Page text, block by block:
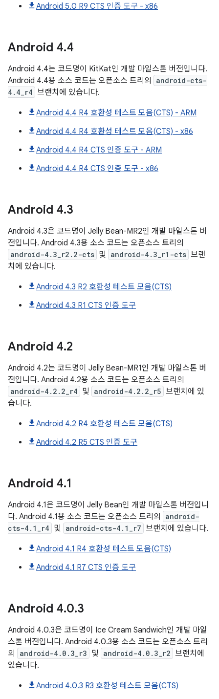
Android 5.0 R9 CTS 인증 도구 - x86
Android 4.4
Android 4.4는 코드명이 KitKat인 개발 마일스톤 버전입니다.
Android 4.4용 소스 코드는 오픈소스 트리의
android-cts-
4.4_r4 브랜치에 있습니다.
Android 4.4 R4 호환성 테스트 모음(CTS) - ARM
Android 4.4 R4 호환성 테스트 모음(CTS) - x86
Android 4.4 R4 CTS 인증 도구 - ARM
Android 4.4 R4 CTS 인증 도구 - x86
Android 4.3
Android 4.3은 코드명이 Jelly Bean-MR2인 개발 마일스톤 버
전입니다. Android 4.3용 소스 코드는 오픈소스 트리의
android-4.3_r2.2-cts 및 android-4.3_r1-cts 브랜
치에 있습니다.
Android 4.3 R2 호환성 테스트 모음(CTS)
Android 4.3 R1 CTS 인증 도구
Android 4.2
Android 4.2는 코드명이 Jelly Bean-MR1인 개발 마일스톤 버
전입니다. Android 4.2용 소스 코드는 오픈소스 트리의
android-4.2.2_r4 및 android-4.2.2_r5 브랜치에 있
습니다.
Android 4.2 R4 호환성 테스트 모음(CTS)
Android 4.2 R5 CTS 인증 도구
Android 4.1
Android 4.1은 코드명이 Jelly Bean인 개발 마일스톤 버전입니
다. Android 4.1용 소스 코드는 오픈소스 트리의
android-
cts-4.1_r4 및 android-cts-4.1_r7 브랜치에 있습니다.
Android 4.1 R4 호환성 테스트 모음(CTS)
Android 4.1 R7 CTS 인증 도구
Android 4.0.3
Android 4.0.3은 코드명이 Ice Cream Sandwich인 개발 마일
스톤 버전입니다. Android 4.0.3용 소스 코드는 오픈소스 트리
의
android-4.0.3_r3 및 android-4.0.3_r2 브랜치에
있습니다.
Android 4.0.3 R3 호환성 테스트 모음(CTS)